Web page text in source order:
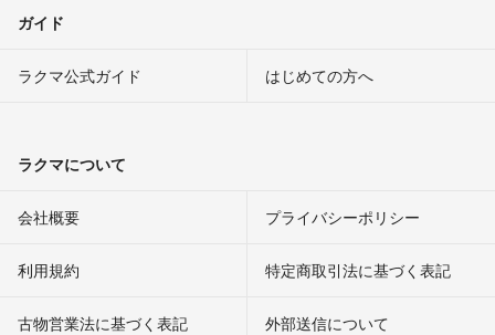
ガイド
ラクマ公式ガイド はじめての方へ
ラクマについて
会社概要 プライバシーポリシー
利用規約 特定商取引法に基づく表記
古物営業法に基づく表記 外部送信について